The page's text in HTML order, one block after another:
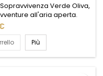
Verde Oliva,
all'aria aperta.
questo braccialetto non è
anche uno strumento
Semplice da
che può essere
Più